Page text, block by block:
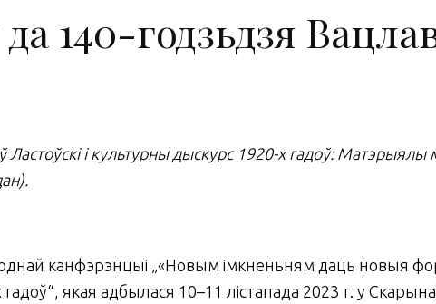
140-годзьдзя
і культурны дыскурс 1920-х гадоў:
канфэрэнцыі „«Новым імкненьням даць новыя
якая адбылася 10–11 лістапада 2023 г. у